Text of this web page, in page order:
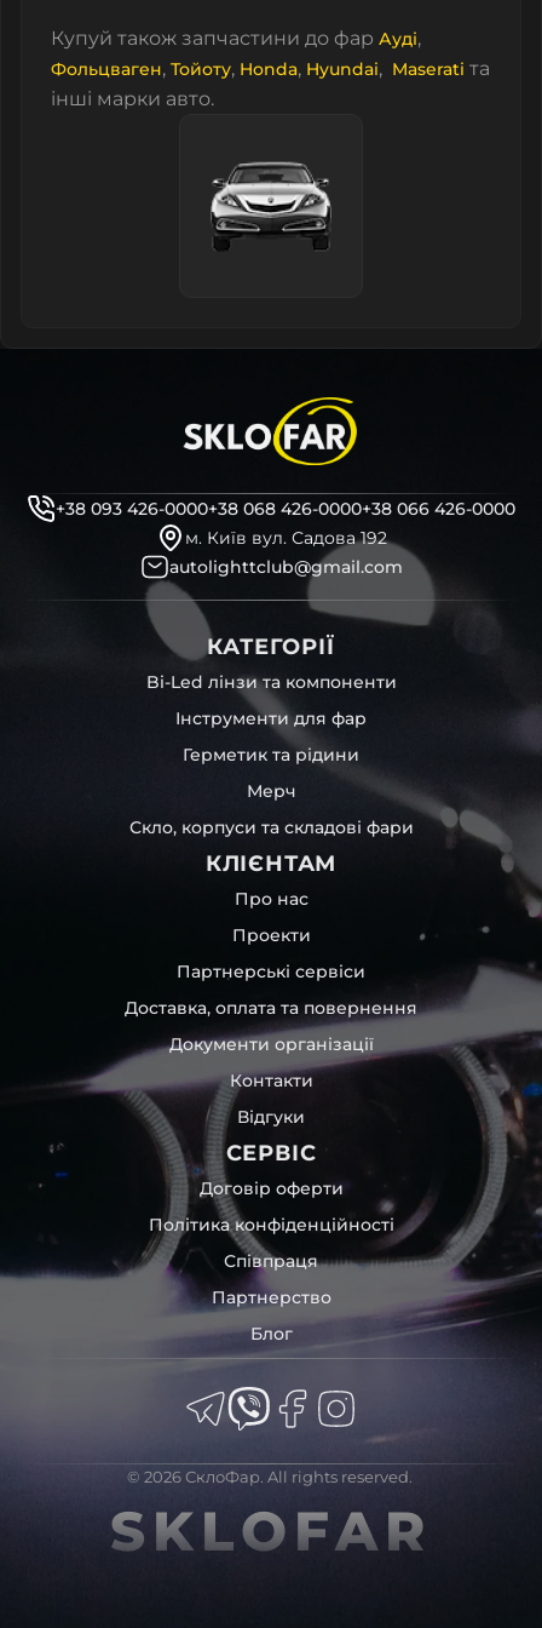
Купуй також запчастини до фар Ауді,
Фольцваген, Тойоту, Honda, Hyundai, Maserati та
інші марки авто.
+38 093 426-0000+38 068 426-0000+38 066 426-0000
м. Київ вул. Садова 192
autolighttclub@gmail.com
КАТЕГОРІЇ
Bi-Led лінзи та компоненти
Інструменти для фар
Герметик та рідини
Мерч
Скло, корпуси та складові фари
КЛІЄНТАМ
Про нас
Проекти
Партнерські сервіси
Доставка, оплата та повернення
Документи організації
Контакти
Відгуки
СЕРВІС
Договір оферти
Політика конфіденційності
Співпраця
Партнерство
Блог
© 2026 СклоФар. All rights reserved.
SKLOFAR